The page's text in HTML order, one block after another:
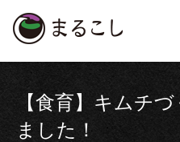
【食育】キムチ
ました！